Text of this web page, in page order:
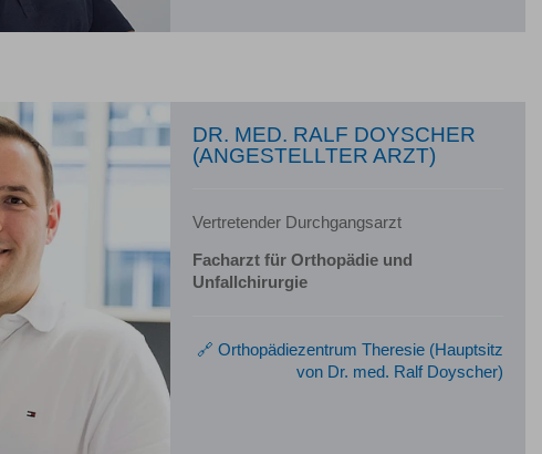
DR. MED. RALF DOYSCHER
(ANGESTELLTER ARZT)
Vertretender Durchgangsarzt
Facharzt für Orthopädie und
Unfallchirurgie
🔗 Orthopädiezentrum Theresie (Hauptsitz
von Dr. med. Ralf Doyscher)